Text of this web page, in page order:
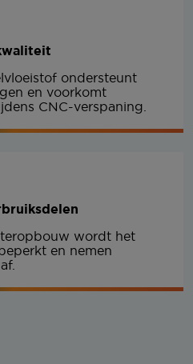
ondersteunt
en voorkomt
CNC-verspaning.
wordt het
en nemen